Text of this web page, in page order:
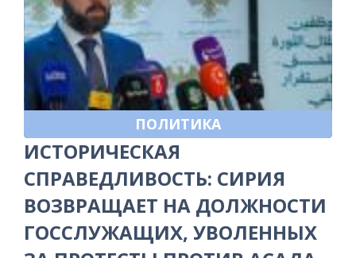
ПОЛИТИКА
ИСТОРИЧЕСКАЯ
СПРАВЕДЛИВОСТЬ: СИРИЯ
ВОЗВРАЩАЕТ НА ДОЛЖНОСТИ
ГОССЛУЖАЩИХ, УВОЛЕННЫХ